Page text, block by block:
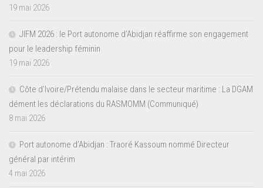
19 mai 2026
JIFM 2026 : le Port autonome d’Abidjan réaffirme son engagement
pour le leadership féminin
19 mai 2026
Côte d’Ivoire/Prétendu malaise dans le secteur maritime : La DGAM
dément les déclarations du RASMOMM (Communiqué)
8 mai 2026
Port autonome d’Abidjan : Traoré Kassoum nommé Directeur
général par intérim
4 mai 2026